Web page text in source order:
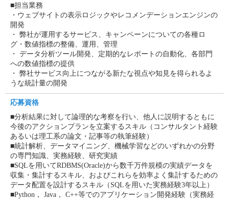
■担当業務
・ウェブサイトの表示ロジックやレコメンデーションエンジンの
開発
・ 弊社が運用するサービス、キャンペーンについての各種ロ
グ・数値指標の整備、運用、管理
・ データ分析ツール開発、定期的なレポートの自動化、各部門
への数値指標の提供
・ 弊社サービス向上につながる新たな視点や知見を得られるよ
うな統計量の開発
応募資格
■分析結果に対して論理的な考察を行い、他人に説明するともに
今後のアクションプランを立案するスキル（コンサルタント経験
あるいは理工系の論文・記事等の執筆経験）
■統計解析、データマイニング、機械学習などのいずれかの分野
の専門知識、実務経験、研究実績
■SQLを用いてRDBMS(Oracle)から数千万件規模の実績データを
収集・集計するスキル、およびこれらを効率よく集計するための
データ配置を設計するスキル（SQLを用いた実務経験3年以上）
■Python， Java， C++等でのアプリケーション開発経験（実務経